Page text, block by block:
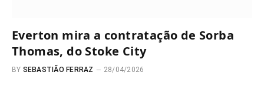
Everton mira a contratação de Sorba
Thomas, do Stoke City
BY SEBASTIÃO FERRAZ 28/04/2026